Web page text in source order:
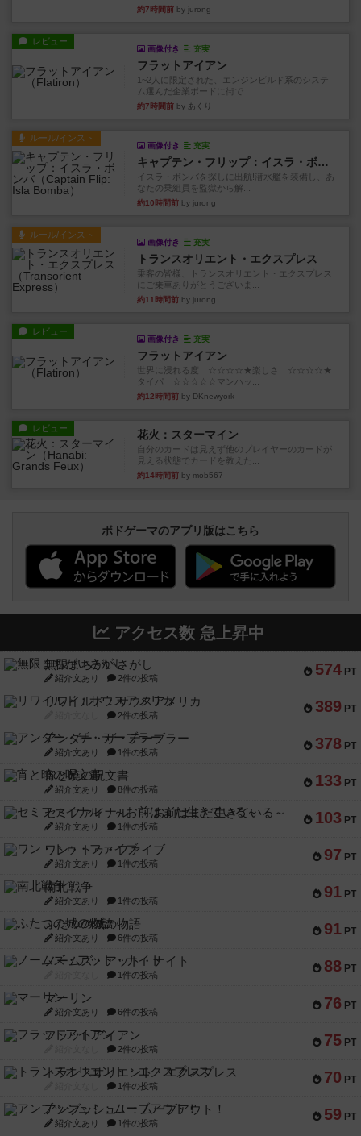
約7時間前 by jurong
レビュー
画像付き 充実
フラットアイアン
1~2人に限定された、エンジンビルド系のシステ
ム選んだ企業ボードに街で...
約7時間前 by あくり
ルール/インスト
画像付き 充実
キャプテン・フリップ：イスラ・ボンバ
イスラ・ボンバを探しに出航!潜水艦を装備し、あ
なたの乗組員を監獄から解...
約10時間前 by jurong
ルール/インスト
画像付き 充実
トランスオリエント・エクスプレス
乗客の皆様、トランスオリエント・エクスプレス
にご乗車ありがとうございま...
約11時間前 by jurong
レビュー
画像付き 充実
フラットアイアン
世界に浸れる度 ☆☆☆☆★楽しさ ☆☆☆☆★
タイパ ☆☆☆☆☆マンハッ...
約12時間前 by DKnewyork
レビュー 花火：スターマイン
自分のカードは見えず他のプレイヤーのカードが
見える状態でカードを教えた...
約14時間前 by mob567
ボドゲーマのアプリ版はこちら
アクセス数 急上昇中
574 PT
無限まちがいさがし
紹介文あり 2件の投稿
389 PT
リワイルド：サウスアメリカ
2件の投稿
378 PT
アンダー・ザ・テーブラー
紹介文あり 1件の投稿
133 PT
宵と暁の呪文書
紹介文あり 8件の投稿
103 PT
セミファイナル ～お前はまだ生きている～
紹介文あり 1件の投稿
97 PT
ワン・トゥ・ファイブ
紹介文あり 1件の投稿
91 PT
南北戦争
紹介文あり 1件の投稿
91 PT
ふたつの城の物語
紹介文あり 6件の投稿
88 PT
ノームズ・アット・ナイト
1件の投稿
76 PT
マーリン
紹介文あり 6件の投稿
75 PT
フラットアイアン
2件の投稿
70 PT
トランスオリエント・エクスプレス
1件の投稿
59 PT
アンブッシュ！：ムーブアウト！
紹介文あり 1件の投稿